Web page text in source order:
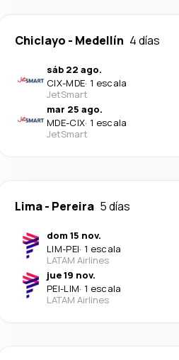
Chiclayo - Medellín 4 días
sáb 22 ago.
CIX-MDE· 1 escala
JetSmart
mar 25 ago.
MDE-CIX· 1 escala
JetSmart
Lima- Pereira 5 días
dom 15 nov.
LIM-PEI· 1 escala
LATAM Airlines
jue 19 nov.
PEI-LIM· 1 escala
LATAM Airlines